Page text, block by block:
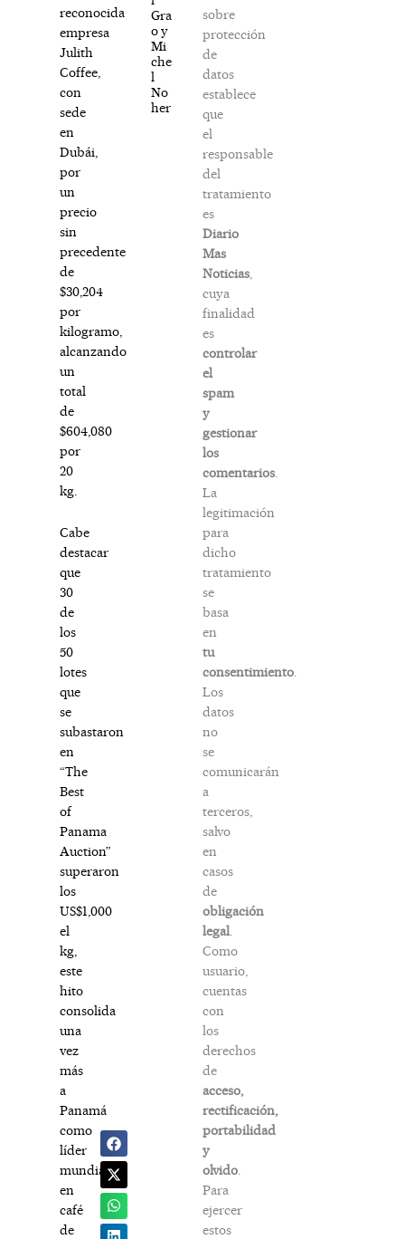
reconocida
empresa
Julith
Coffee,
con
sede
en
Dubái,
por
un
precio
sin
precedente
de
$30,204
por
kilogramo,
alcanzando
un
total
de
$604,080
por
20
kg.
Cabe
destacar
que
30
de
los
50
lotes
que
se
subastaron
en
“The
Best
of
Panama
Auction”
superaron
los
US$1,000
el
kg,
este
hito
consolida
una
vez
más
a
Panamá
como
líder
mundial
en
café
de
Gra
o y
Mi
che
l
No
her
sobre
protección
de
datos
establece
que
el
responsable
del
tratamiento
es
Diario
Mas
Noticias,
cuya
finalidad
es
controlar
el
spam
y
gestionar
los
comentarios.
La
legitimación
para
dicho
tratamiento
se
basa
en
tu
consentimiento.
Los
datos
no
se
comunicarán
a
terceros,
salvo
en
casos
de
obligación
legal.
Como
usuario,
cuentas
con
los
derechos
de
acceso,
rectificación,
portabilidad
y
olvido.
Para
ejercer
estos